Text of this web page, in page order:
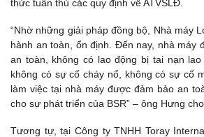
thức tuân thủ các quy định về ATVSLĐ.
“Nhờ những giải pháp đồng bộ, Nhà máy
hành an toàn, ổn định. Đến nay, nhà máy
an toàn, không có lao động bị tai nạn lao
không có sự cố cháy nổ, không có sự cố
làm việc tại nhà máy được đảm bảo an
cho sự phát triển của BSR” – ông Hưng
Tương tự, tại Công ty TNHH Toray